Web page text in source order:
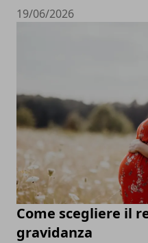
19/06/2026
Come scegliere il
gravidanza